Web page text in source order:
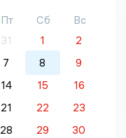
Пт Сб
Вс
31 1
2
7 8
9
14 15
16
21 22
23
28 29
30